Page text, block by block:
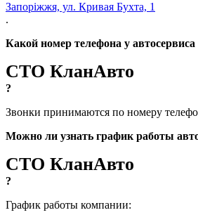
Запоріжжя, ул. Кривая Бухта, 1
.
Какой номер телефона у автосервиса
СТО КланАвто
?
Звонки принимаются по номеру
Можно ли узнать график работы
СТО КланАвто
?
График работы компании: